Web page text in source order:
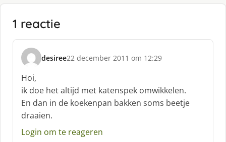
1 reactie
desiree
s
c
h
r
e
e
:
22 december 2011 om 12:29
Hoi,
ik doe het altijd met katenspek omwikkelen.
En dan in de koekenpan bakken soms beetje
draaien.
Login om te reageren